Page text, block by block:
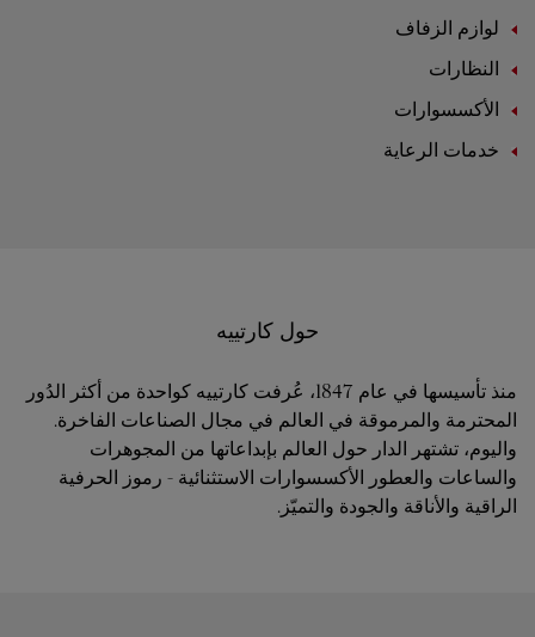
لوازم الزفاف
النظارات
الأكسسوارات
خدمات الرعاية
حول كارتييه
منذ تأسيسها في عام 1847، عُرفت كارتييه كواحدة من أكثر الدُور
المحترمة والمرموقة في العالم في مجال الصناعات الفاخرة.
واليوم، تشتهر الدار حول العالم بإبداعاتها من المجوهرات
والساعات والعطور الأكسسوارات الاستثنائية - رموز الحرفية
الراقية والأناقة والجودة والتميّز.